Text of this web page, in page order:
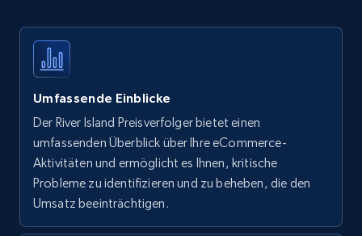
Umfassende Einblicke
Der River Island Preisverfolger bietet einen
umfassenden Überblick über Ihre eCommerce-
Aktivitäten und ermöglicht es Ihnen, kritische
Probleme zu identifizieren und zu beheben, die den
Umsatz beeinträchtigen.